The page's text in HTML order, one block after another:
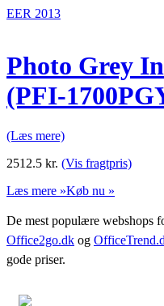
EER 2013
Photo Grey
(PFI-
(Læs mere)
2512.5 kr. (Vis fragtpris)
Læs mere »Køb nu »
De mest populære webshops
Office2go.dk og
gode priser.